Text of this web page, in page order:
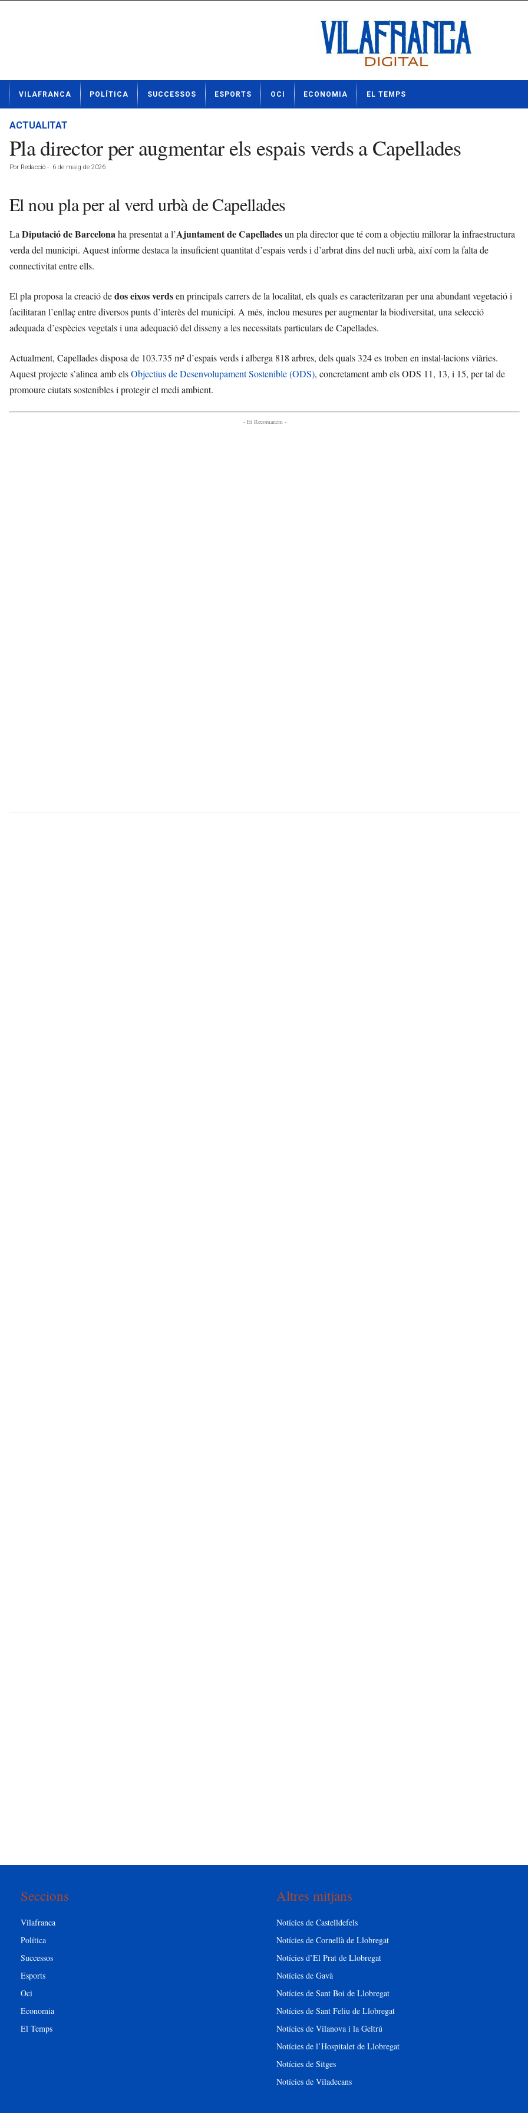
t
VILAFRANCA POLÍTICA SUCCESSOS ESPORTS OCI ECONOMIA EL TEMPS
ACTUALITAT
Pla director per augmentar els espais verds a Capellades
Por Redacció - 6 de maig de 2026
El nou pla per al verd urbà de Capellades
La Diputació de Barcelonaha presentat a l’Ajuntament de Capelladesun pla director que té com a objectiu millorar la infraestructura
verda del municipi. Aquest informe destaca la insuficient quantitat d’espais verds i d’arbrat dins del nucli urbà, així com la falta de
connectivitat entre ells.
El pla proposa la creació dedos eixos verdsen principals carrers de la localitat, els quals es caracteritzaran per una abundant vegetació i
facilitaran l’enllaç entre diversos punts d’interès del municipi. A més, inclou mesures per augmentar la biodiversitat, una selecció
adequada d’espècies vegetals i una adequació del disseny a les necessitats particulars de Capellades.
Actualment, Capellades disposa de 103.735 m² d’espais verds i alberga 818 arbres, dels quals 324 es troben en instal·lacions viàries.
Aquest projecte s’alinea amb elsObjectius de Desenvolupament Sostenible (ODS), concretament amb els ODS 11, 13, i 15, per tal de
promoure ciutats sostenibles i protegir el medi ambient.
- Et Recomanem -
Seccions
Vilafranca
Política
Successos
Esports
Oci
Economia
El Temps
Altres mitjans
Notícies de Castelldefels
Notícies de Cornellà de Llobregat
Notícies d’El Prat de Llobregat
Notícies de Gavà
Notícies de Sant Boi de Llobregat
Notícies de Sant Feliu de Llobregat
Notícies de Vilanova i la Geltrú
Notícies de l’Hospitalet de Llobregat
Notícies de Sitges
Notícies de Viladecans